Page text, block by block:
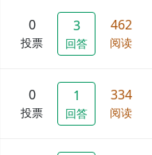
0
投票
3
回答
462
阅读
0
投票
1
回答
334
阅读